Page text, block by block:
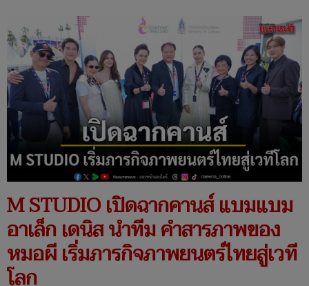
M STUDIO เปิดฉากคานส์ แบมแบม
อาเล็ก เดนิส นำทีม คำสารภาพของ
หมอผี เริ่มภารกิจภาพยนตร์ไทยสู่เวที
โลก